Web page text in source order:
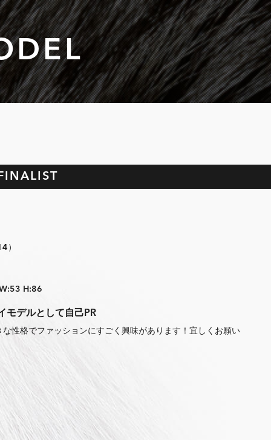
）
H:86
モデルとして自己PR
な性格でファッションにすごく興味があります！宜しくお願い